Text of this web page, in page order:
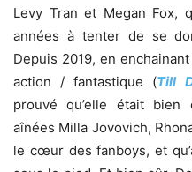
Levy Tran et Megan Fox,
années à tenter de se
Depuis 2019, en
action / fantastique (Till
prouvé qu’elle était bien
aînées Milla Jovovich,
le cœur des fanboys, et